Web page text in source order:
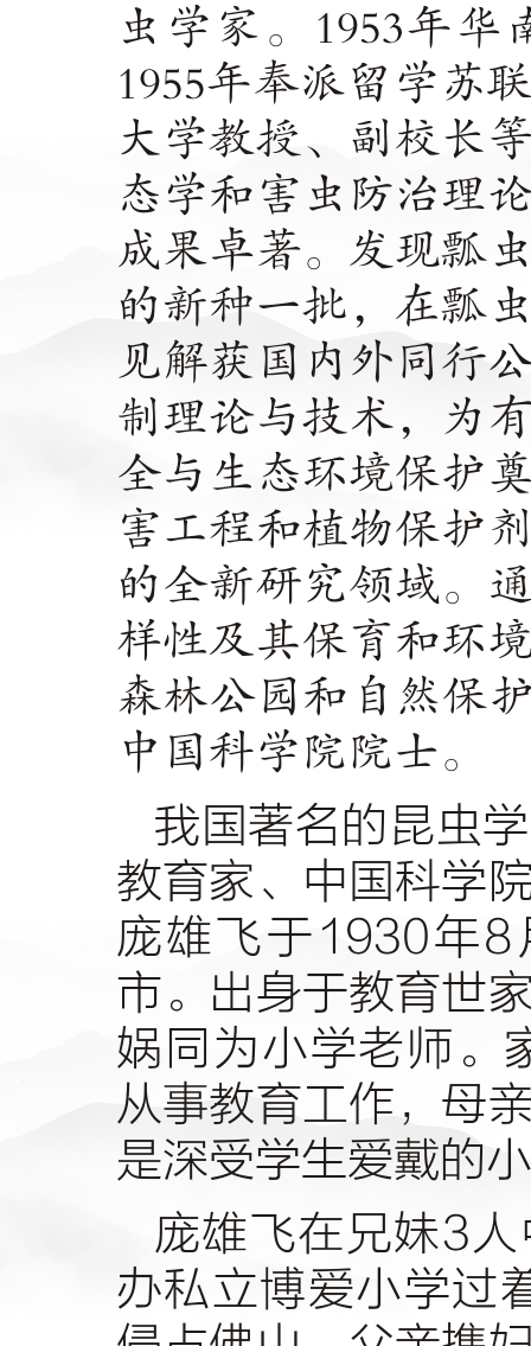
虫学家。 1953年华
1955年奉派留学苏
大学教授、副校长
态学和害虫防治理
成果卓著。发现瓢
的新种一批，在瓢
见解获国内外同行
制理论与技术，为
全与生态环境保护
害工程和植物保护
的全新研究领域。
样性及其保育和环
森林公园和自然保
中国科学院院士。
我国著名的昆虫
教育家、中国科学
庞雄飞于 1930年8
市。出身于教育世
娲同为小学老师。
从事教育工作，母
是深受学生爱戴的
庞雄飞在兄妹3
办私立博爱小学过